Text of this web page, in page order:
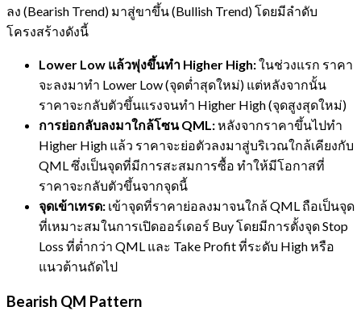
ลง (Bearish Trend) มาสู่ขาขึ้น (Bullish Trend) โดยมีลำดับ
โครงสร้างดังนี้
Lower Low แล้วพุ่งขึ้นทำ Higher High:ในช่วงแรก ราคา
จะลงมาทำ Lower Low (จุดต่ำสุดใหม่) แต่หลังจากนั้น
ราคาจะกลับตัวขึ้นแรงจนทำ Higher High (จุดสูงสุดใหม่)
การย่อกลับลงมาใกล้โซน QML:หลังจากราคาขึ้นไปทำ
Higher High แล้ว ราคาจะย่อตัวลงมาสู่บริเวณใกล้เคียงกับ
QML ซึ่งเป็นจุดที่มีการสะสมการซื้อ ทำให้มีโอกาสที่
ราคาจะกลับตัวขึ้นจากจุดนี้
จุดเข้าเทรด: เข้าจุดที่ราคาย่อลงมาจนใกล้ QML ถือเป็นจุด
ที่เหมาะสมในการเปิดออร์เดอร์ Buy โดยมีการตั้งจุด Stop
Loss ที่ต่ำกว่า QML และ Take Profit ที่ระดับ High หรือ
แนวต้านถัดไป
Bearish QM Pattern